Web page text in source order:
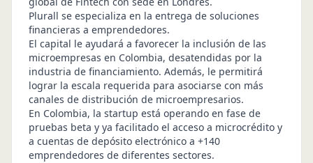
Plurall se especializa en la entrega de soluciones
financieras a emprendedores.
El capital le ayudará a favorecer la inclusión de las
microempresas en Colombia, desatendidas por la
industria de financiamiento. Además, le permitirá
lograr la escala requerida para asociarse con más
canales de distribución de microempresarios.
En Colombia, la startup está operando en fase de
pruebas beta y ya facilitado el acceso a microcrédito y
a cuentas de depósito electrónico a +140
emprendedores de diferentes sectores.